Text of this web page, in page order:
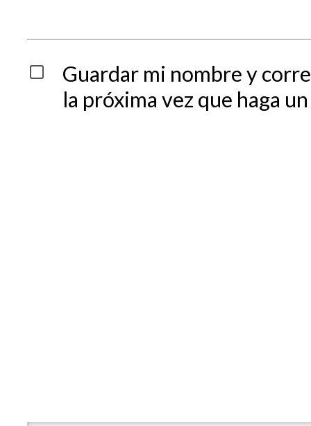
Guardar mi nombre y
la próxima vez que haga